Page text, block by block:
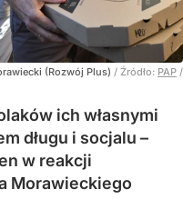
(Rozwój Plus) / Źródło: PAP /
ich własnymi
długu i socjalu –
w reakcji
Morawieckiego